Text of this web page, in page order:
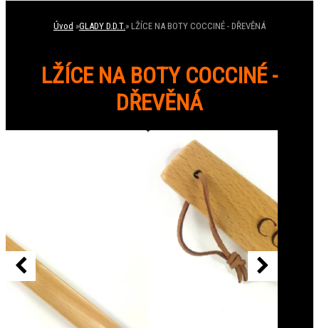
Úvod »GLADY D.D.T.» LŽÍCE NA BOTY COCCINÉ - DŘEVĚNÁ
LŽÍCE NA BOTY COCCINÉ -
DŘEVĚNÁ